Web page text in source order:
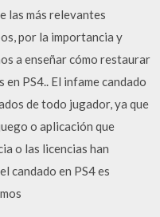
las más relevantes
por la importancia y
a enseñar cómo restaurar
PS4.. El infame candado
de todo jugador, ya que
o aplicación que
o las licencias han
candado en PS4 es